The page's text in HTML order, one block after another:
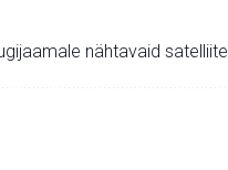
nähtavaid satelliite.